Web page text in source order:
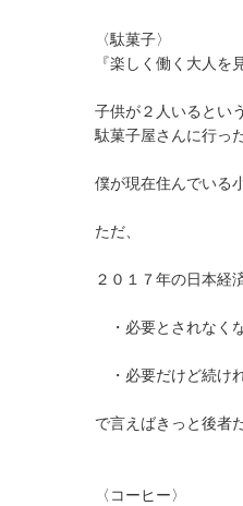
〈駄菓子〉
『楽しく働く大人を
子供が２人いるとい
駄菓子屋さんに行っ
僕が現在住んでいる
ただ、
２０１７年の日本経
・必要とされなく
・必要だけど続け
で言えばきっと後者
〈コーヒー〉